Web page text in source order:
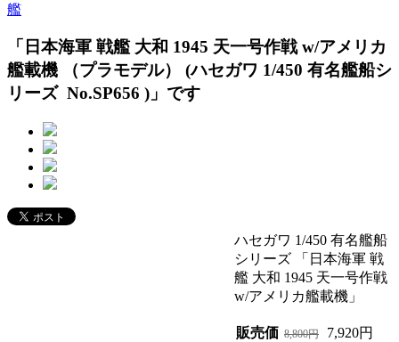
艦
「日本海軍 戦艦 大和 1945 天一号作戦 w/アメリカ
艦載機 （プラモデル） (ハセガワ 1/450 有名艦船シ
リーズ No.SP656 )」です
ハセガワ 1/450 有名艦船
シリーズ 「日本海軍 戦
艦 大和 1945 天一号作戦
w/アメリカ艦載機」
販売価 8,800円
7,920円